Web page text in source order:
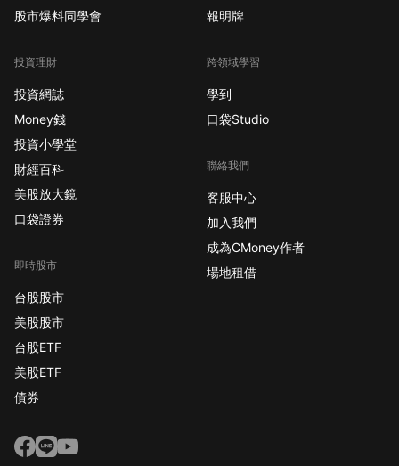
股市爆料同學會
投資理財
投資網誌
Money錢
投資小學堂
財經百科
美股放大鏡
口袋證券
即時股市
台股股市
美股股市
台股ETF
美股ETF
債券
報明牌
跨領域學習
學到
口袋Studio
聯絡我們
客服中心
加入我們
成為CMoney作者
場地租借